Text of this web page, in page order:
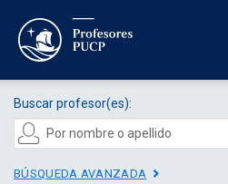
Buscar profesor(es):
BÚSQUEDA AVANZADA